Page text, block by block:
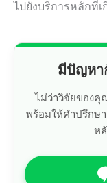
ไปยังบริการหลักที่เ
มีปัญหา
ไม่ว่าวิจัยของคุ
พร้อมให้คำปรึกษ
ห